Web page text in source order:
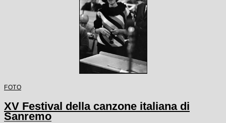
FOTO
XV Festival della canzone italiana di
Sanremo